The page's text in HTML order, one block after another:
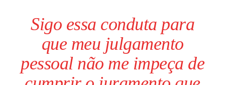
Sigo essa conduta para
que meu julgamento
pessoal não me impeça de